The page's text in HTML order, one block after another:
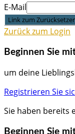
E-Mail
Link zum
Zurück zum Login
Beginnen Sie
um deine
Registrieren Sie
Sie haben bereits
Beginnen Sie